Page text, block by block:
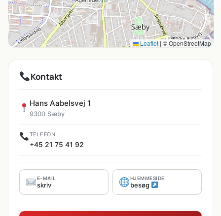
Leaflet | © OpenStreetMap
Kontakt
Hans Aabelsvej 1
9300 Sæby
TELEFON
+45 21 75 41 92
E-MAIL
skriv
HJEMMESIDE
besøg